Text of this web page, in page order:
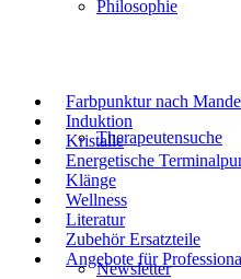
Philosophie
Therapeutensuche
Newsletter
Farbpunktur nach
Induktion
Kristalle
Energetische
Klänge
Wellness
Literatur
Zubehör Ersatzteile
Angebote für